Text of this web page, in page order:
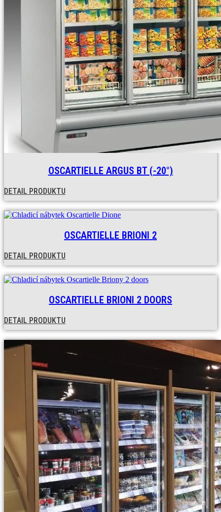
OSCARTIELLE ARGUS BT (-20°)
DETAIL PRODUKTU
OSCARTIELLE BRIONI 2
DETAIL PRODUKTU
OSCARTIELLE BRIONI 2 DOORS
DETAIL PRODUKTU